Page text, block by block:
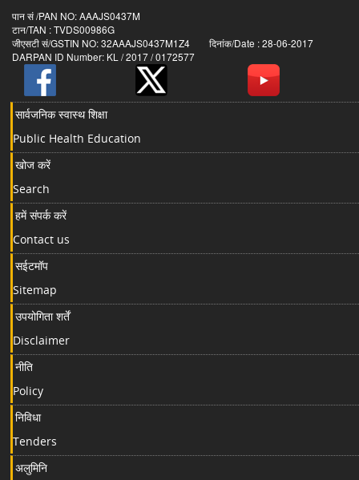
पान सं /PAN NO: AAAJS0437M
टान/TAN : TVDS00986G
जीएसटी सं/GSTIN NO: 32AAAJS0437M1Z4 दिनांक/Date : 28-06-2017
DARPAN ID Number: KL / 2017 / 0172577
सार्वजनिक स्वास्थ शिक्षा
Public Health Education
खोज करें
Search
हमें संपर्क करें
Contact us
सईटमॉप
Sitemap
उपयोगिता शर्तें
Disclaimer
नीति
Policy
निविधा
Tenders
अलुमिनि